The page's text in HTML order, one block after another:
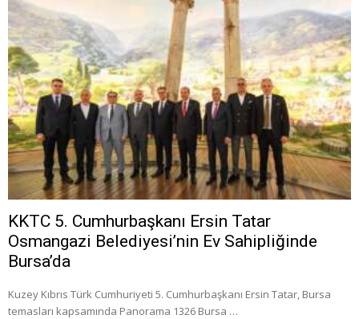
KKTC 5. Cumhurbaşkanı Ersin Tatar
Osmangazi Belediyesi’nin Ev Sahipliğinde
Bursa’da
Kuzey Kıbrıs Türk Cumhuriyeti 5. Cumhurbaşkanı Ersin Tatar, Bursa
temasları kapsamında Panorama 1326 Bursa …